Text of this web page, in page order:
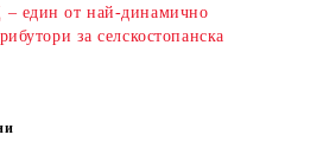
един от най-динамично
за селскостопанска